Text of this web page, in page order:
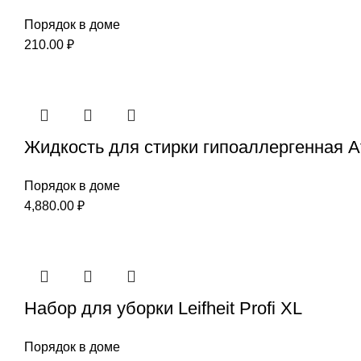
Порядок в доме
210.00 ₽
Жидкость для стирки гипоаллергенная
Порядок в доме
4,880.00 ₽
Набор для уборки Leifheit Profi XL
Порядок в доме